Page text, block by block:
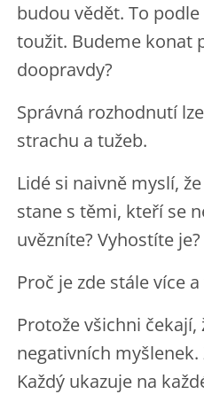
budou vědět. To
toužit. Budeme konat
doopravdy?
Správná rozhodnutí
strachu a tužeb.
Lidé si naivně myslí,
stane s těmi, kteří se
uvězníte? Vyhostíte
Proč je zde stále více a
Protože všichni
negativních
Každý ukazuje na